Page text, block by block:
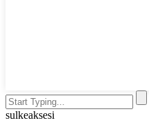
sulkeaksesi